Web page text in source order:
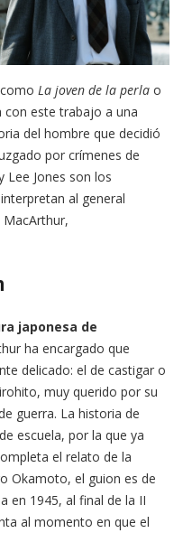
La joven de la perla o
con este trabajo a una
del hombre que decidió
por crímenes de
Jones son los
al general
japonesa de
ha encargado que
delicado: el de castigar o
muy querido por su
guerra. La historia de
escuela, por la que ya
el relato de la
Okamoto, el guion es de
en 1945, al final de la II
al momento en que el